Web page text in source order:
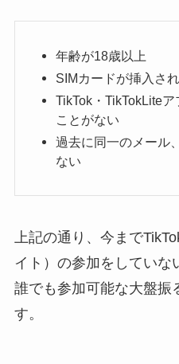
年齢が18歳以上
SIMカードが挿入さ
TikTok・TikTokLite
ことがない
過去に同一のメール
ない
上記の通り、今まで
イト）の参加をしていな
誰でも参加可能な大盤振
す。